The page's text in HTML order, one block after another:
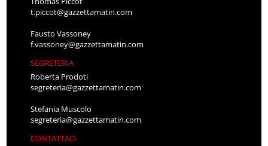
t.piccot@gazzettamatin.com
Fausto Vassoney
f.vassoney@gazzettamatin.com
SEGRETERIA
Roberta Prodoti
segreteria@gazzettamatin.com
Stefania Muscolo
segreteria@gazzettamatin.com
CONTATTACI